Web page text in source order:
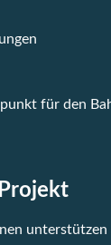
für den